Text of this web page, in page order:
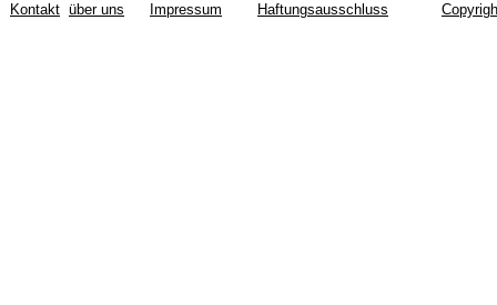
Kontakt über uns Impressum Haftungsausschluss